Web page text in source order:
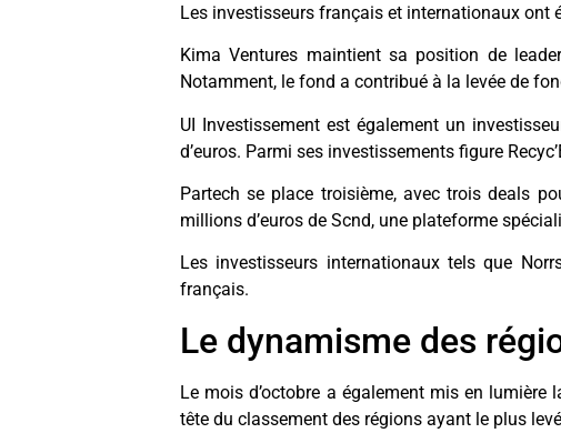
Les investisseurs français et internationaux ont
Kima Ventures maintient sa position de
Notamment, le fond a contribué à la levée de
UI Investissement est également un
d’euros. Parmi ses investissements figure
Partech se place troisième, avec trois deals
millions d’euros de Scnd, une plateforme
Les investisseurs internationaux tels que
français.
Le dynamisme des
Le mois d’octobre a également mis en lumière
tête du classement des régions ayant le plus